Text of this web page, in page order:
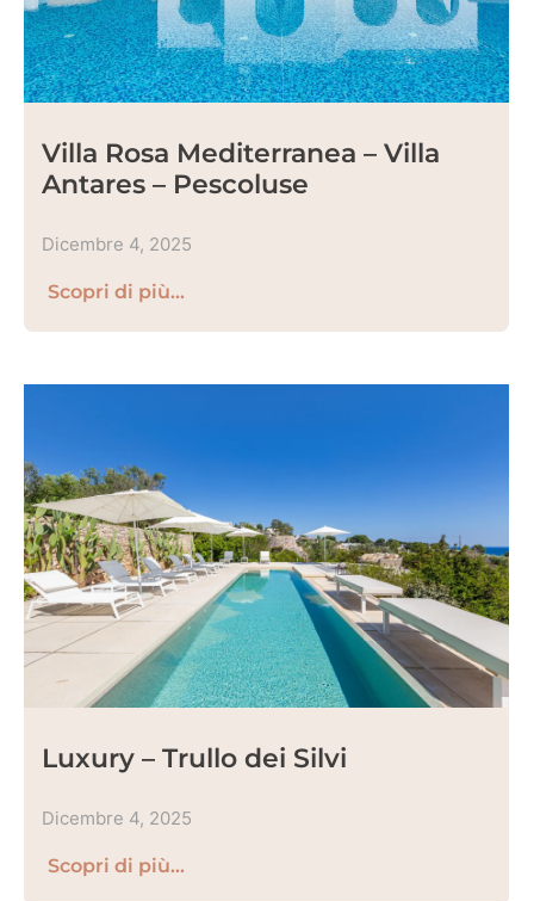
Villa Rosa Mediterranea – Villa
Antares – Pescoluse
Dicembre 4, 2025
Scopri di più...
Luxury – Trullo dei Silvi
Dicembre 4, 2025
Scopri di più...